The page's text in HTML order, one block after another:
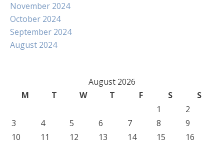
November 2024
October 2024
September 2024
August 2024
August 2026
M
T W T F S
S
1
2
3
4 5 6 7 8
9
10
11 12 13 14 15
16